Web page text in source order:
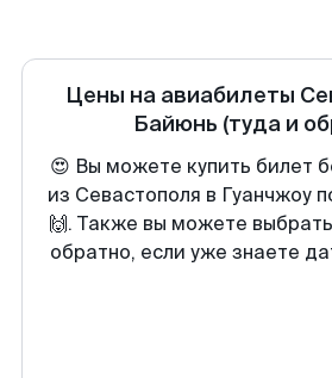
Цены на авиабилеты
Байюнь (туда и
😍 Вы можете купить билет
из Севастополя в Гуанчжоу
🙌. Также вы можете
обратно, если уже знаете